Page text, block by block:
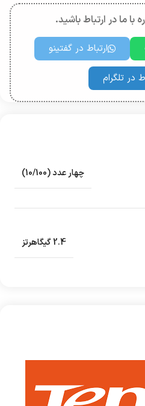
با ما در ارتباط باشید.
ارتباط در گفتینو
در تلگرام
چهار عدد (10/100)
2.4 گیگاهرتز